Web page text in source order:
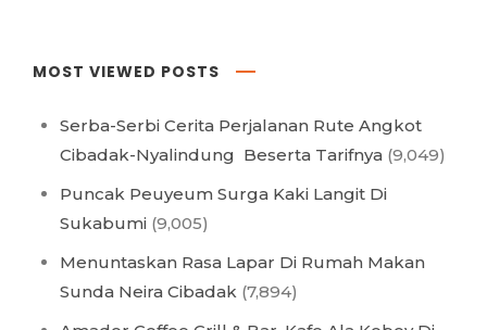
MOST VIEWED POSTS
Serba-Serbi Cerita Perjalanan Rute Angkot
Cibadak-Nyalindung Beserta Tarifnya (9,049)
Puncak Peuyeum Surga Kaki Langit Di
Sukabumi (9,005)
Menuntaskan Rasa Lapar Di Rumah Makan
Sunda Neira Cibadak (7,894)